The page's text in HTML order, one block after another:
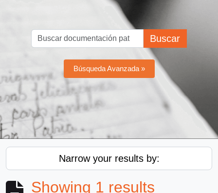
Buscar
Búsqueda Avanzada »
Narrow your results by:
Showing 1 results